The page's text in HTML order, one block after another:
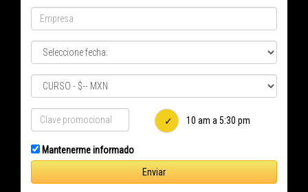
10 am a 5:30 pm
Mantenerme informado
Enviar